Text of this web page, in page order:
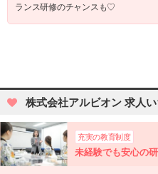
ランス研修のチャンスも♡
株式会社アルビオン 求人
充実の教育制度
未経験でも安心の